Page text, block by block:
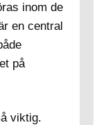
inom de
en central
på
viktig.